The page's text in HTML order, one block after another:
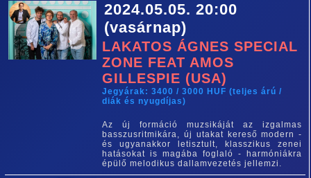
2024.05.05. 20:00
(vasárnap)
LAKATOS ÁGNES SPECIAL
ZONE FEAT AMOS
GILLESPIE (USA)
Jegyárak: 3400 / 3000 HUF (teljes árú /
diák és nyugdíjas)
Az új formáció muzsikáját az izgalmas
basszusritmikára, új utakat kereső modern -
és ugyanakkor letisztult, klasszikus zenei
hatásokat is magába foglaló - harmóniákra
épülő melodikus dallamvezetés jellemzi.